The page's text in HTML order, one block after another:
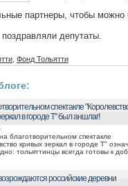
партнеры, чтобы
депутаты.
Фонд Тольятти
спектакле
в городе Т" был аншлаг!
благотворительном спектакле
кривых зеркал в городе Т"
тольяттинцы всегда готовы к
российские деревни